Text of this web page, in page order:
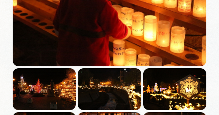
運営組織
サイトポリシー